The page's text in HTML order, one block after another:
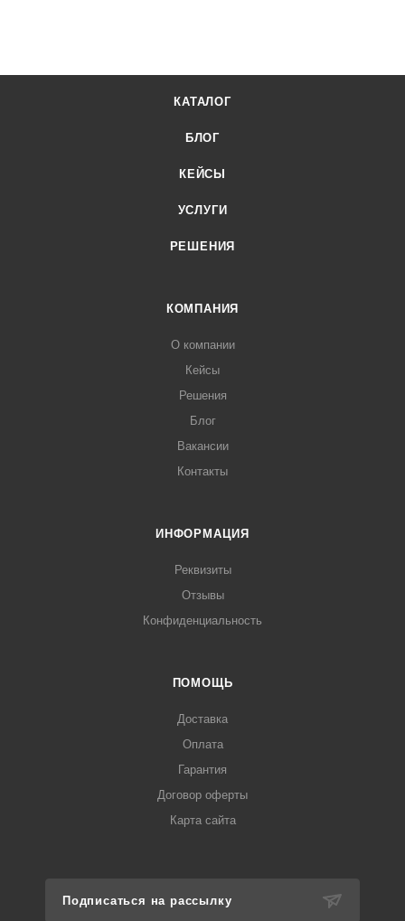
КАТАЛОГ
БЛОГ
КЕЙСЫ
УСЛУГИ
РЕШЕНИЯ
КОМПАНИЯ
О компании
Кейсы
Решения
Блог
Вакансии
Контакты
ИНФОРМАЦИЯ
Реквизиты
Отзывы
Конфиденциальность
ПОМОЩЬ
Доставка
Оплата
Гарантия
Договор оферты
Карта сайта
Подписаться на рассылку